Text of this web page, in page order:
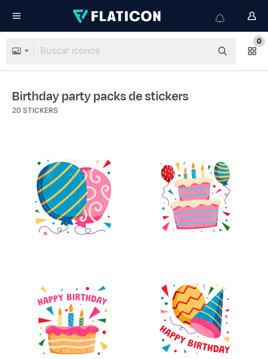
0
Birthday party packs de stickers
20 STICKERS